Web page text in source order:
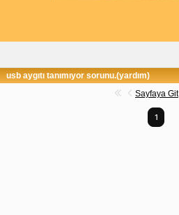
usb aygıtı tanımıyor sorunu.(yardım)
Sayfaya Git
1